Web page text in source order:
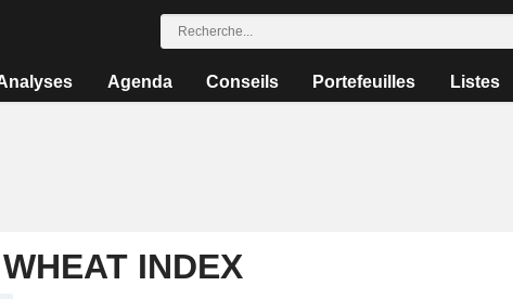
Agenda Conseils Portefeuilles Listes
INDEX